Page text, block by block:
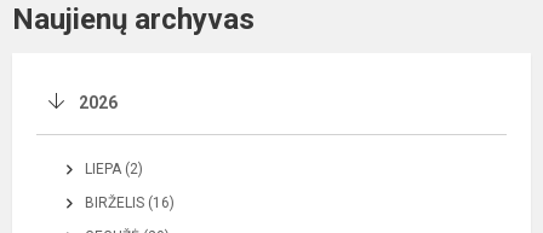
Naujienų archyvas
2026
LIEPA (2)
BIRŽELIS (16)